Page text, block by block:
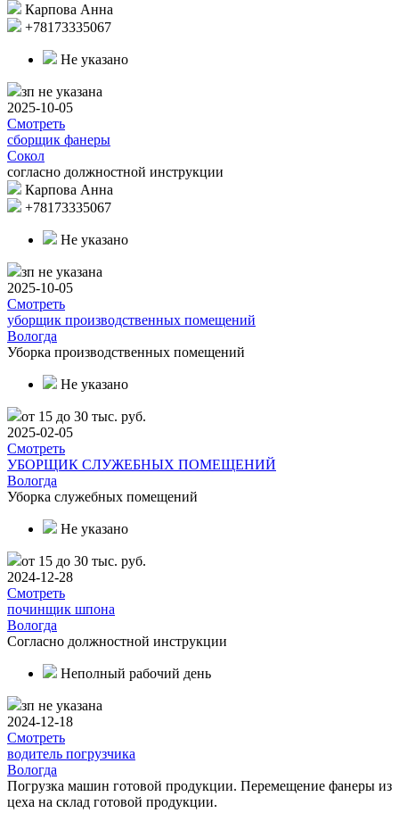
Карпова Анна
+78173335067
Не указано
зп не указана
2025-10-05
Смотреть
сборщик фанеры
Сокол
согласно должностной инструкции
Карпова Анна
+78173335067
Не указано
зп не указана
2025-10-05
Смотреть
уборщик производственных помещений
Вологда
Уборка производственных помещений
Не указано
от 15 до 30 тыс. руб.
2025-02-05
Смотреть
УБОРЩИК СЛУЖЕБНЫХ ПОМЕЩЕНИЙ
Вологда
Уборка служебных помещений
Не указано
от 15 до 30 тыс. руб.
2024-12-28
Смотреть
починщик шпона
Вологда
Согласно должностной инструкции
Неполный рабочий день
зп не указана
2024-12-18
Смотреть
водитель погрузчика
Вологда
Погрузка машин готовой продукции. Перемещение фанеры из
цеха на склад готовой продукции.